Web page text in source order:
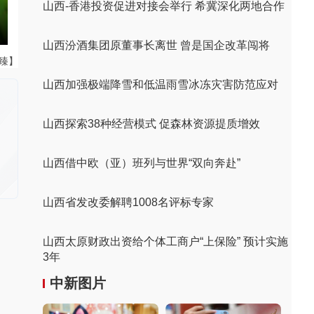
】
山西-香港投资促进对接会举行 希冀深化两地合作
山西汾酒集团原董事长离世 曾是国企改革闯将
山西加强极端降雪和低温雨雪冰冻灾害防范应对
山西探索38种经营模式 促森林资源提质增效
山西借中欧（亚）班列与世界“双向奔赴”
山西省发改委解聘1008名评标专家
山西太原财政出资给个体工商户“上保险” 预计实施
3年
中新图片